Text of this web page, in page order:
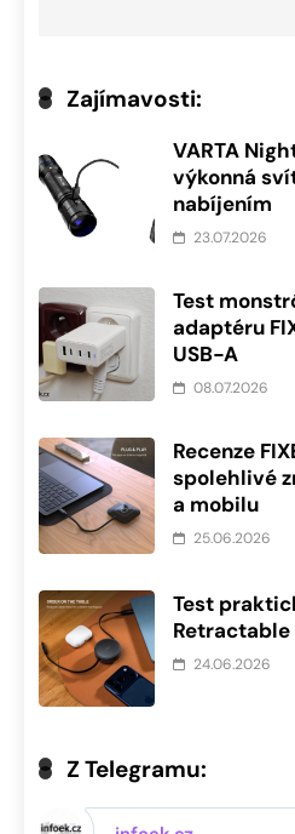
Zajímavosti:
VARTA
výkonná
nabíjením
23.07.2026
Test
adaptéru
USB-A
08.07.2026
Recenze
spolehlivé
a mobilu
25.06.2026
Test
24.06.2026
Z Telegramu: